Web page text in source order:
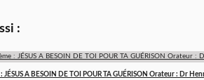
:
A BESOIN DE TOI POUR TA GUÉRISON Orateur : Dr